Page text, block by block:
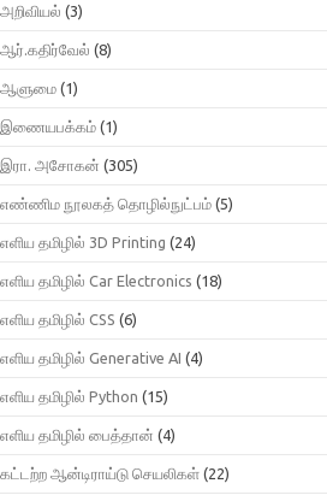
அறிவியல் (3)
ஆர்.கதிர்வேல் (8)
ஆளுமை (1)
இணையபக்கம் (1)
இரா. அசோகன் (305)
எண்ணிம நூலகத் தொழில்நுட்பம் (5)
எளிய தமிழில் 3D Printing (24)
எளிய தமிழில் Car Electronics (18)
எளிய தமிழில் CSS (6)
எளிய தமிழில் Generative AI (4)
எளிய தமிழில் Python (15)
எளிய தமிழில் பைத்தான் (4)
கட்டற்ற ஆன்டிராய்டு செயலிகள் (22)